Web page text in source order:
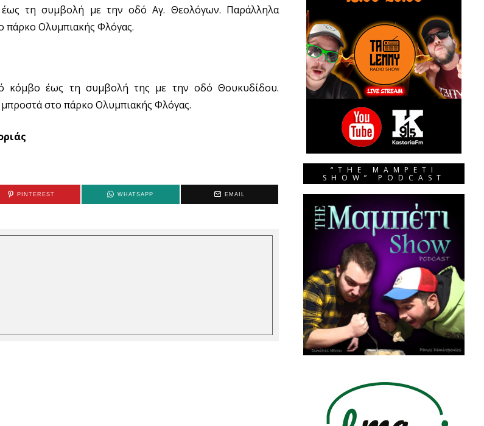
τη συμβολή με την οδό Αγ. Θεολόγων. Παράλληλα
πάρκο Ολυμπιακής Φλόγας.
κόμβο έως τη συμβολή της με την οδό Θουκυδίδου.
στο πάρκο Ολυμπιακής Φλόγας.
PINTEREST WHATSAPP EMAIL
“THE MAMPETI
SHOW” PODCAST